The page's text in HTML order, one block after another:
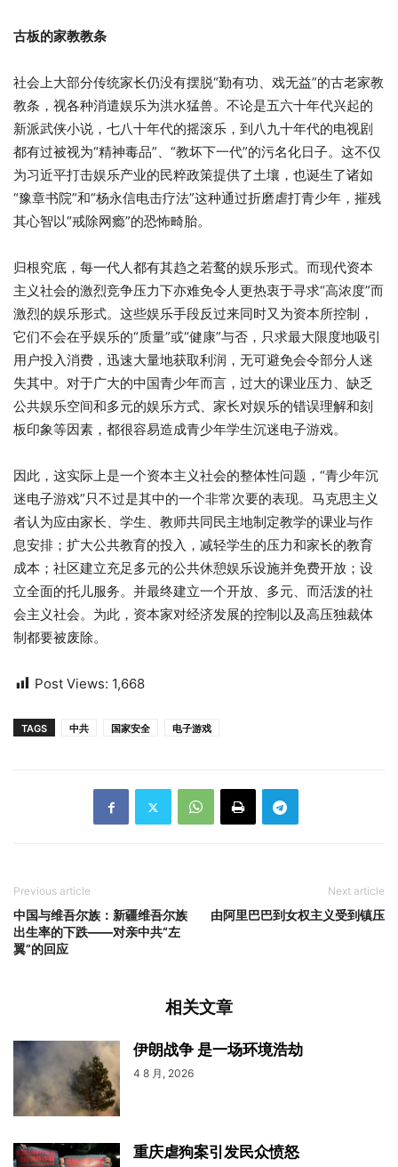
古板的家教教条
社会上大部分传统家长仍没有摆脱“勤有功、戏无益”的古老家教
教条，视各种消遣娱乐为洪水猛兽。不论是五六十年代兴起的
新派武侠小说，七八十年代的摇滚乐，到八九十年代的电视剧
都有过被视为“精神毒品”、“教坏下一代”的污名化日子。这不仅
为习近平打击娱乐产业的民粹政策提供了土壤，也诞生了诸如
“豫章书院”和“杨永信电击疗法”这种通过折磨虐打青少年，摧残
其心智以“戒除网瘾”的恐怖畸胎。
归根究底，每一代人都有其趋之若鹜的娱乐形式。而现代资本
主义社会的激烈竞争压力下亦难免令人更热衷于寻求“高浓度”而
激烈的娱乐形式。这些娱乐手段反过来同时又为资本所控制，
它们不会在乎娱乐的“质量”或“健康”与否，只求最大限度地吸引
用户投入消费，迅速大量地获取利润，无可避免会令部分人迷
失其中。对于广大的中国青少年而言，过大的课业压力、缺乏
公共娱乐空间和多元的娱乐方式、家长对娱乐的错误理解和刻
板印象等因素，都很容易造成青少年学生沉迷电子游戏。
因此，这实际上是一个资本主义社会的整体性问题，“青少年沉
迷电子游戏”只不过是其中的一个非常次要的表现。马克思主义
者认为应由家长、学生、教师共同民主地制定教学的课业与作
息安排；扩大公共教育的投入，减轻学生的压力和家长的教育
成本；社区建立充足多元的公共休憩娱乐设施并免费开放；设
立全面的托儿服务。并最终建立一个开放、多元、而活泼的社
会主义社会。为此，资本家对经济发展的控制以及高压独裁体
制都要被废除。
Post Views: 1,668
TAGS 中共 国家安全 电子游戏
Previous article
中国与维吾尔族：新疆维吾尔族
出生率的下跌——对亲中共“左
翼”的回应
Next article
由阿里巴巴到女权主义受到镇压
相关文章
伊朗战争 是一场环境浩劫
4 8 月, 2026
重庆虐狗案引发民众愤怒